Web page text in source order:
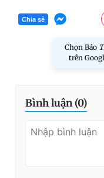
Chia sẻ
Chọn Báo
trên
Bình luận (0)